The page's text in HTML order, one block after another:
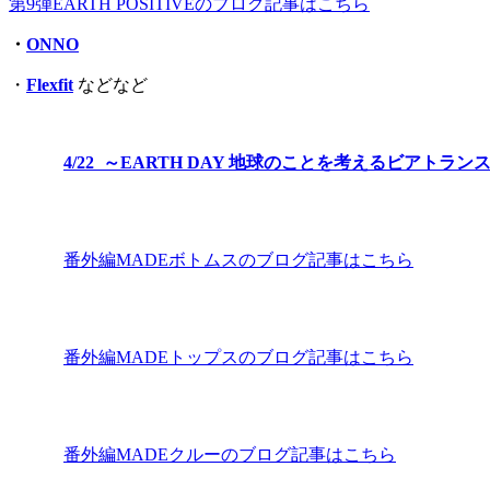
・ ONNO
・ Flexfit などなど
4/22 ～EARTH DAY 地球のことを考えるビアトラン
番外編MADEボトムスのブログ記事はこちら
番外編MADEトップスのブログ記事はこちら
番外編MADEクルーのブログ記事はこちら